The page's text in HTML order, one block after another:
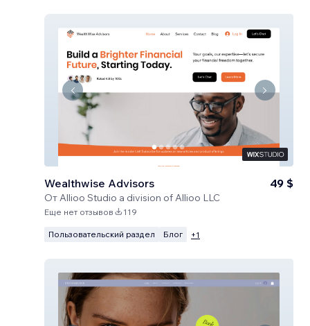
Wealthwise Advisors
ОтAllioo Studio a division of Allioo LLC
49 $
Еще нет отзывов 119
Пользовательский раздел Блог +1